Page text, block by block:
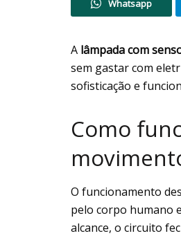
Whatsapp
A lâmpada com
sem gastar com
sofisticação e
Como
O funcionamento
pelo corpo humano
alcance, o circuito